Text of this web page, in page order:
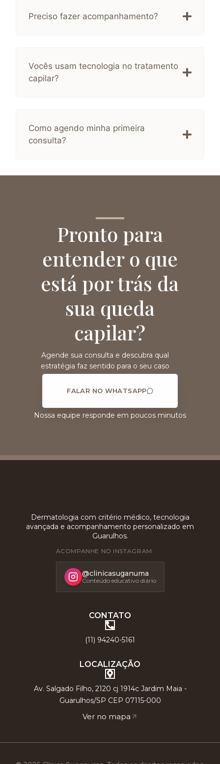
Preciso fazer acompanhamento?
Vocês usam tecnologia no tratamento
capilar?
Como agendo minha primeira
consulta?
Pronto para
entender o que
está por trás da
sua queda
capilar?
Agende sua consulta e descubra qual
estratégia faz sentido para o seu caso
FALAR NO WHATSAPP
Nossa equipe responde em poucos minutos
Dermatologia com critério médico, tecnologia
avançada e acompanhamento personalizado em
Guarulhos.
ACOMPANHE NO INSTAGRAM
@clinicasuganuma
Conteúdo educativo diário
CONTATO
(11) 94240-5161
LOCALIZAÇÃO
Av. Salgado Filho, 2120 cj 1914c Jardim Maia -
Guarulhos/SP CEP 07115-000
Ver no mapa